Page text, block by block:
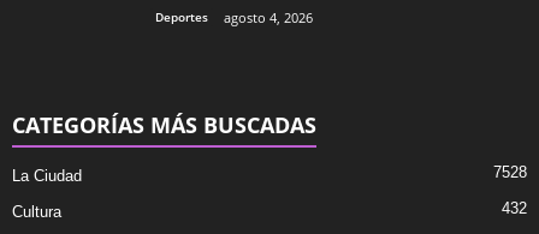
Deportes agosto 4, 2026
CATEGORÍAS MÁS BUSCADAS
La Ciudad 7528
Cultura 432